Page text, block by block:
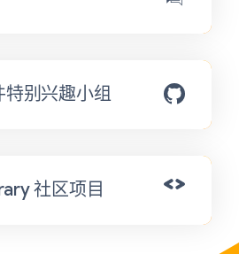
特别兴趣小组
社区项目